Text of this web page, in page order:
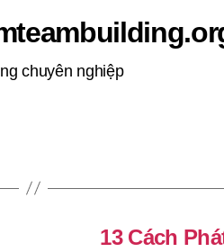
chuyên nghiệp
13 Cách